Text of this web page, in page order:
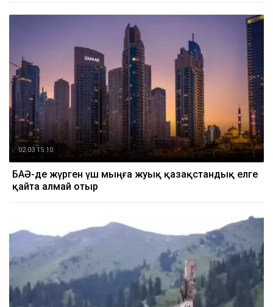
02.03 15:10
БАӘ-де жүрген үш мыңға жуық қазақстандық елге
қайта алмай отыр